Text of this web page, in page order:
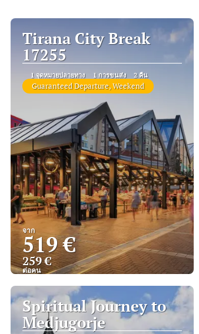
Tirana City Break
17255
1 จุดหมายปลายทาง 1 การขนส่ง 2 คืน
Guaranteed Departure, Weekend
จาก
519 €
259 €
ต่อคน
ดู
Spiritual Journey to
Medjugorje